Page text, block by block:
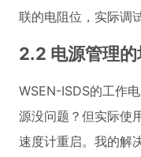
联的电阻位，实际调
2.2 电源管理的
WSEN-ISDS的工作
源没问题？但实际使
速度计重启。我的解